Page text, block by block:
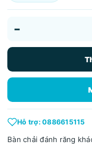
−
Hỗ trợ: 0886615115
Bàn chải đánh răng